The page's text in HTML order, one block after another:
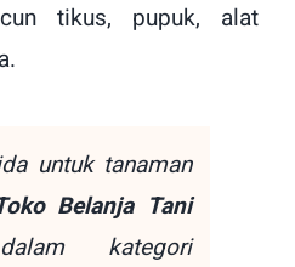
tikus, pupuk, alat
untuk tanaman
Belanja Tani
kategori